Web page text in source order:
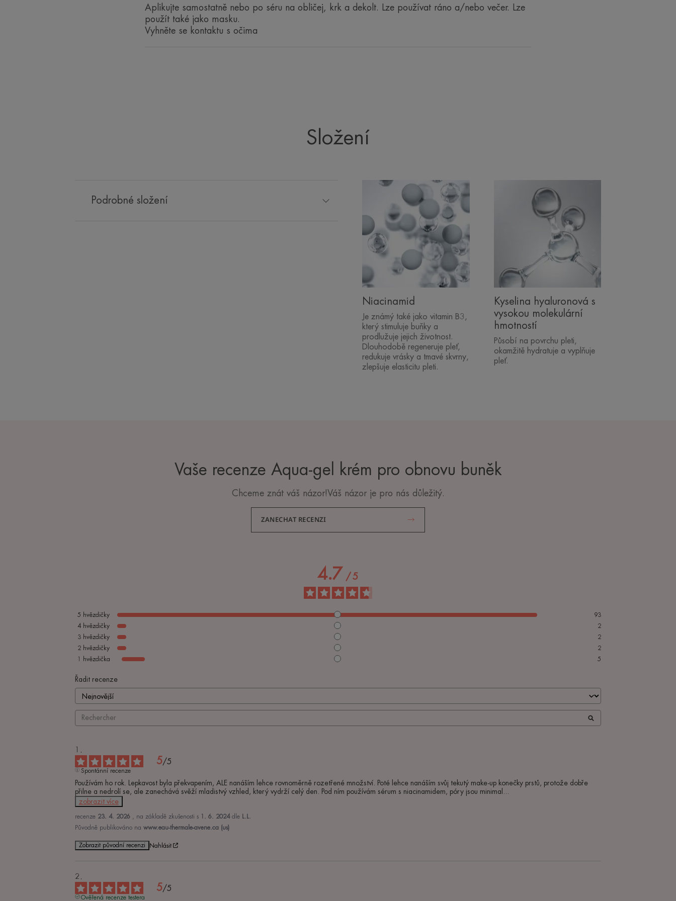
Aplikujte samostatně nebo po séru na obličej, krk a dekolt. Lze používat ráno a/nebo večer. Lze
použít také jako masku.
Vyhněte se kontaktu s očima
Složení
Podrobné složení
Niacinamid
Je známý také jako vitamin B3,
který stimuluje buňky a
prodlužuje jejich životnost.
Dlouhodobě regeneruje pleť,
redukuje vrásky a tmavé skvrny,
zlepšuje elasticitu pleti.
Kyselina hyaluronová s
vysokou molekulární
hmotností
Působí na povrchu pleti,
okamžitě hydratuje a vyplňuje
pleť.
Vaše recenze Aqua-gel krém pro obnovu buněk
Chceme znát váš názor!Váš názor je pro nás důležitý.
ZANECHAT RECENZI
4.7 /5
5 hvězdičky
93
4 hvězdičky
2
3 hvězdičky
2
2 hvězdičky
2
1
hvězdička 5
Řadit recenze
5/5
Spontánní recenze
Používám ho rok. Lepkavost byla překvapením, ALE nanáším lehce rovnoměrně rozetřené množství. Poté lehce nanáším svůj tekutý make-up konečky prstů, protože dobře
přilne a nedrolí se, ale zanechává svěží mladistvý vzhled, který vydrží celý den. Pod ním používám sérum s niacinamidem, póry jsou minimal
zobrazit více
recenze 23. 4. 2026 , na základě zkušenosti s 1. 6. 2024 dle L.L.
Původně publikováno na www.eau-thermale-avene.ca (us)
Zobrazit původní recenzi Nahlásit
5/5
Ověřená recenze testera